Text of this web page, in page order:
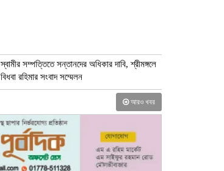
স্বামীর সম্পত্তিতে সন্তানদের অধিকার দাবি, শ্রীমঙ্গলে
বিধবা রহিমার সংবাদ সম্মেলন
আরও খবর